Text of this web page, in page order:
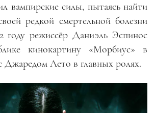
вампирские силы, пытаясь найти
редкой смертельной болезни
году режиссёр Даниэль Эспинос
кинокартину «Морбиус» в
Джаредом Лето в главных ролях.